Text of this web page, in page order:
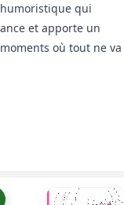
qui
et apporte un
où tout ne va